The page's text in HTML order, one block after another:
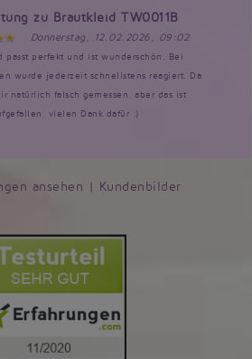
zu Brautkleid TW0011B
Donnerstag, 12.02.2026, 09:02
passt perfekt und ist wunderschön. Bei
wurde jederzeit schnellstens reagiert. Da
natürlich falsch gemessen, aber das ist
vielen Dank dafür :)
ansehen | Kundenbilder